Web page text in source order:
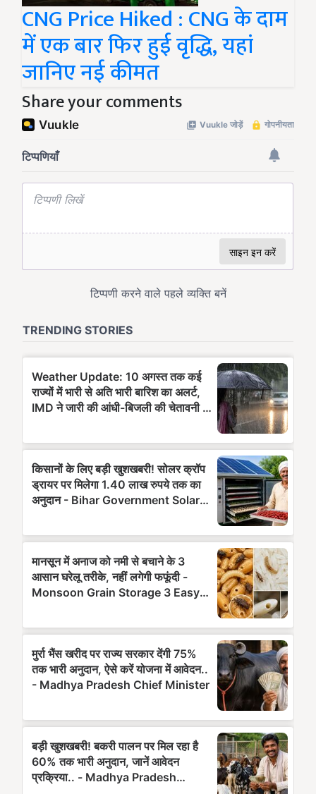
CNG Price Hiked : CNG के दाम
में एक बार फिर हुई वृद्धि, यहां
जानिए नई कीमत
Share your comments